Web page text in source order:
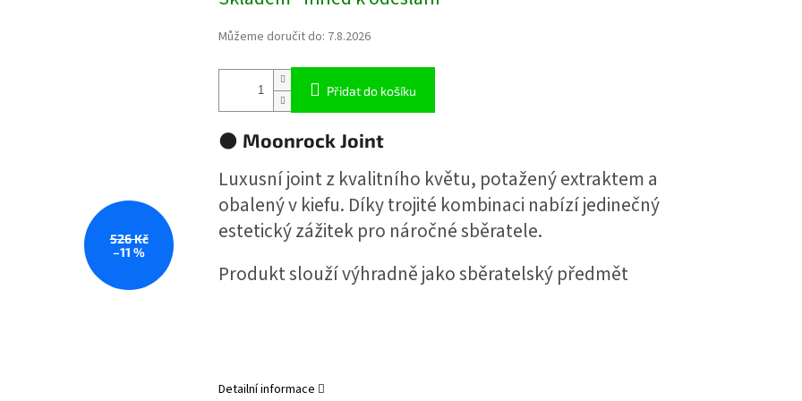
526 Kč
–11 %
Můžeme doručit do: 7.8.2026
Přidat do košíku
🌑 Moonrock Joint
Luxusní joint z kvalitního květu, potažený extraktem a
obalený v kiefu. Díky trojité kombinaci nabízí jedinečný
estetický zážitek pro náročné sběratele.
Produkt slouží výhradně jako sběratelský předmět
Detailní informace